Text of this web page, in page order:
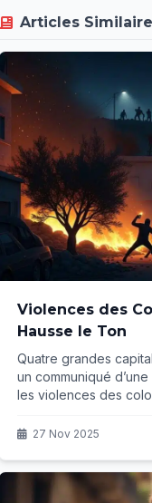
Articles
Violences des
Hausse le Ton
Quatre grandes
un communiqué
les violences des
palestinienne… Et si
27 Nov 2025